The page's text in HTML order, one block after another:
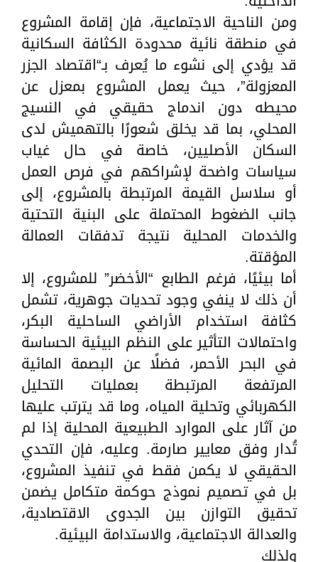
ومن الناحية الاجتماعية، فإن إقامة المشروع
في منطقة نائية محدودة الكثافة السكانية
قد يؤدي إلى نشوء ما يُعرف بـ“اقتصاد الجزر
المعزولة”، حيث يعمل المشروع بمعزل عن
محيطه دون اندماج حقيقي في النسيج
المحلي، بما قد يخلق شعورًا بالتهميش لدى
السكان الأصليين، خاصة في حال غياب
سياسات واضحة لإشراكهم في فرص العمل
أو سلاسل القيمة المرتبطة بالمشروع، إلى
جانب الضغوط المحتملة على البنية التحتية
والخدمات المحلية نتيجة تدفقات العمالة
المؤقتة.
أما بيئيًا، فرغم الطابع “الأخضر” للمشروع، إلا
أن ذلك لا ينفي وجود تحديات جوهرية، تشمل
كثافة استخدام الأراضي الساحلية البكر،
واحتمالات التأثير على النظم البيئية الحساسة
في البحر الأحمر، فضلًا عن البصمة المائية
المرتفعة المرتبطة بعمليات التحليل
الكهربائي وتحلية المياه، وما قد يترتب عليها
من آثار على الموارد الطبيعية المحلية إذا لم
تُدار وفق معايير صارمة. وعليه، فإن التحدي
الحقيقي لا يكمن فقط في تنفيذ المشروع،
بل في تصميم نموذج حوكمة متكامل يضمن
تحقيق التوازن بين الجدوى الاقتصادية،
والعدالة الاجتماعية، والاستدامة البيئية.
ولذلك